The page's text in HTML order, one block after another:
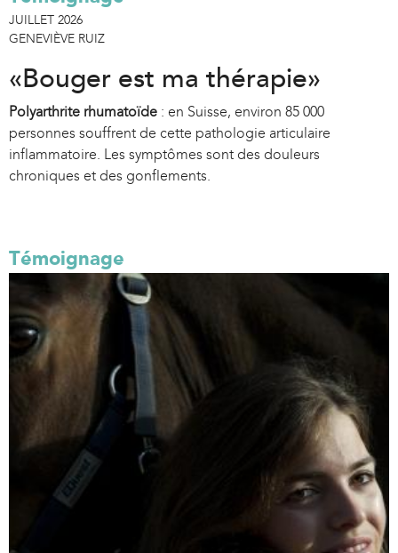
JUILLET 2026
GENEVIÈVE RUIZ
«Bouger est ma thérapie»
Polyarthrite rhumatoïde : en Suisse, environ 85 000
personnes souffrent de cette pathologie articulaire
inflammatoire. Les symptômes sont des douleurs
chroniques et des gonflements.
Témoignage